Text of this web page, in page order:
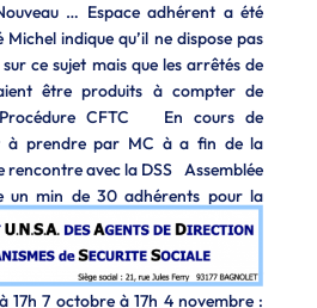
… Espace adhérent a été
indique qu’il ne dispose pas
ce sujet mais que les arrêtés de
être produits à compter de
CFTC En cours de
à prendre par MC à a fin de la
rencontre avec la DSS Assemblée
un min de 30 adhérents pour la
de relancer les adhésions
la parution de l’arrêté sur la
des prochains bureaux : 1er juillet
17h 7 octobre à 17h 4 novembre :